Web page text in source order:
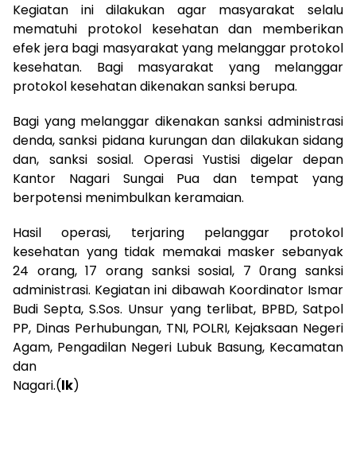
Kegiatan ini dilakukan agar masyarakat selalu
mematuhi protokol kesehatan dan memberikan
efek jera bagi masyarakat yang melanggar protokol
kesehatan. Bagi masyarakat yang melanggar
protokol kesehatan dikenakan sanksi berupa.
Bagi yang melanggar dikenakan sanksi administrasi
denda, sanksi pidana kurungan dan dilakukan sidang
dan, sanksi sosial. Operasi Yustisi digelar depan
Kantor Nagari Sungai Pua dan tempat yang
berpotensi menimbulkan keramaian.
Hasil operasi, terjaring pelanggar protokol
kesehatan yang tidak memakai masker sebanyak
24 orang, 17 orang sanksi sosial, 7 0rang sanksi
administrasi. Kegiatan ini dibawah Koordinator Ismar
Budi Septa, S.Sos. Unsur yang terlibat, BPBD, Satpol
PP, Dinas Perhubungan, TNI, POLRI, Kejaksaan Negeri
Agam, Pengadilan Negeri Lubuk Basung, Kecamatan
dan
Nagari.(lk)